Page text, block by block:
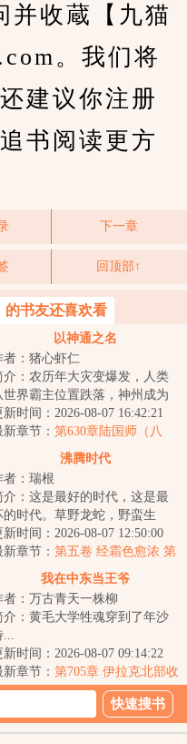
并收蔵【九猫
。我们将
建议你注册
书阅读更方
下一章
回顶部↑
的书友还喜欢看
以神通之名
者：猪心虾仁
介：农历年大灾变爆发，人类
世界霸主位置跌落，神州成为
类最后的自留地。年，武侯陆
正在接受调查...
新时间：2026-08-07 16:42:21
新章节： 第630章陆国师（八
沸腾时代
者：瑞根
介：这是最好的时代，这是最
的时代。草野龙蛇，野蛮生
，野心和欲望交织在一起，总
铸就翻天覆地的...
新时间：2026-08-07 12:50:00
新章节： 第五卷 经霜色愈浓 第
节 难得有缘人（二合一求
我在中东当王爷
者：万古青天一株柳
介：黄毛大学牲魂穿到了年沙
...
新时间：2026-08-07 09:14:22
新章节： 第705章 伊拉克北部收